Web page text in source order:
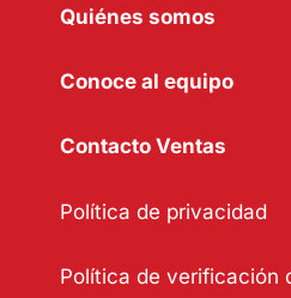
Quiénes somos
Conoce al equipo
Contacto Ventas
Política de privacidad
Política de verificación